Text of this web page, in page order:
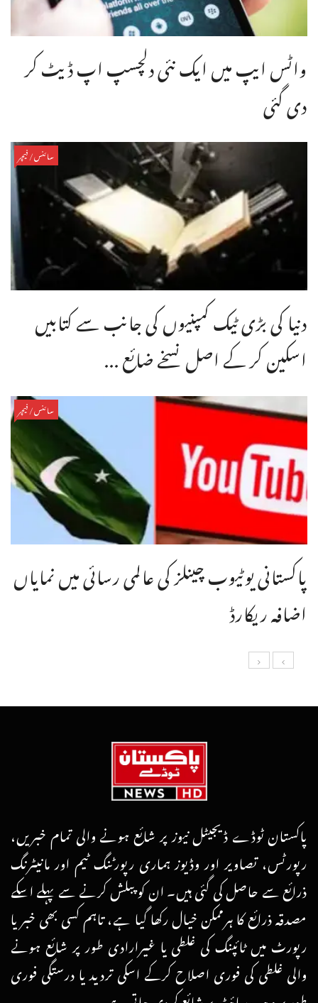
واٹس ایپ میں ایک نئی دلچسپ اپ ڈیٹ کر
دی گئی
سائنس/فیچر
دنیا کی بڑی ٹیک کمپنیوں کی جانب سے کتابیں
اسکین کر کے اصل نسخے ضائع ...
سائنس/فیچر
پاکستانی یوٹیوب چینلز کی عالمی رسائی میں نمایاں
اضافہ ریکارڈ
پاکستان ٹوڈے ڈیجیٹل نیوز پر شائع ہونے والی تمام خبریں،
رپورٹس، تصاویر اور وڈیوز ہماری رپورٹنگ ٹیم اور مانیٹرنگ
ذرائع سے حاصل کی گئی ہیں۔ ان کو پبلش کرنے سے پہلے اسکے
مصدقہ ذرائع کا ہرممکن خیال رکھا گیا ہے، تاہم کسی بھی خبر یا
رپورٹ میں ٹائپنگ کی غلطی یا غیرارادی طور پر شائع ہونے
والی غلطی کی فوری اصلاح کرکے اسکی تردید یا درستگی فوری